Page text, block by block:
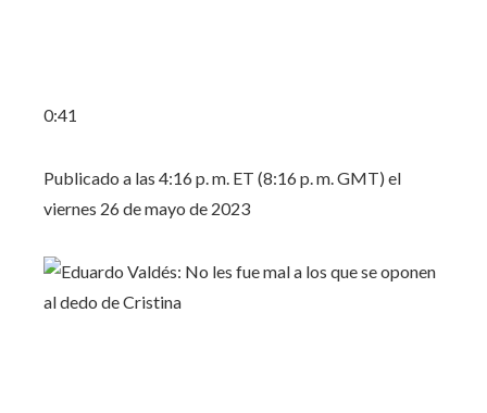
0:41
Publicado a las 4:16 p. m. ET (8:16 p. m. GMT) el
viernes 26 de mayo de 2023